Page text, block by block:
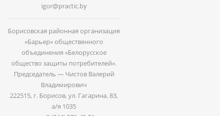
igor@practic.by
Борисовская районная организация
«Барьер» общественного
объединения «Белорусское
общество защиты потребителей».
Председатель — Чистов Валерий
Владимирович
222515, г. Борисов, ул. Гагарина, 83,
а/я 1035